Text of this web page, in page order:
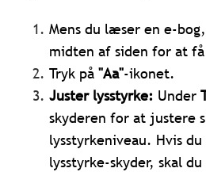
Mens du læser en e-
midten af siden for at
Tryk på "Aa"-ikonet.
Juster lysstyrke: Under
skyderen for at justere
lysstyrkeniveau. Hvis
lysstyrke-skyder, skal